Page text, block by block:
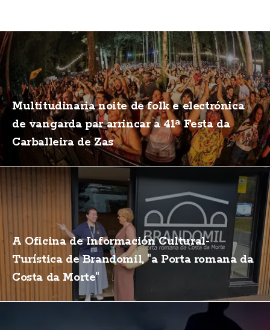
Multitudinaria noite de folk e electrónica
de vangarda par arrincar a 41ª Festa da
Carballeira de Zas
A Oficina de Información Cultural-
Turística de Brandomil, "a Porta romana da
Costa da Morte"